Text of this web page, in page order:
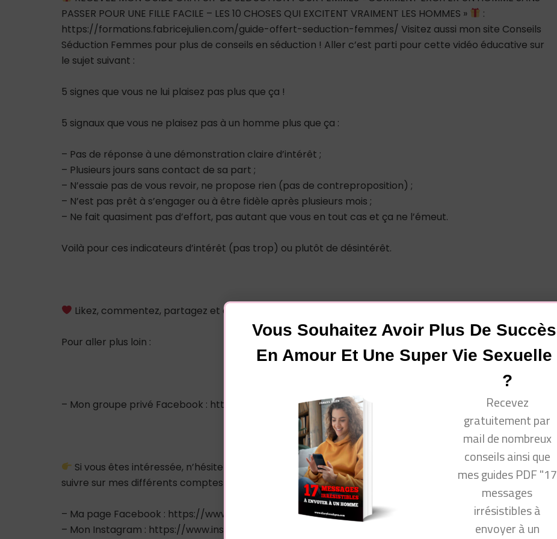
PASSER POUR UNE FILLE FACILE – LES 10 CHOSES QUI EXCITENT VRAIMENT LES HOMMES »
:
https://formations.fabricejulien.com/guide-offert-seduction-femmes/ Visitez aussi mon site Conseils
Séduction Femmes pour plus de conseils en séduction ! Aller c’est parti pour cette vidéo éducative sur
le sujet suivant :
5 signes que vous ne lui plaisez pas plus que ça !
5 signaux que vous ne plaisez pas à un homme plus que ça :
– Pas de réponse à une démonstration claire d’intérêt ;
– Plusieurs jours sans contact de sa part ;
– N’essaie pas de vous revoir, ne propose rien (pas de contreproposition) ;
– N’est pas prêt à s’engager ou à être fidèle après plusieurs mois ;
– Ne fait quasiment pas d’effort, pas autant que vous en tout cas et ça ne l’émeut.
Voilà pour ces indicateurs d’intérêt (pas trop) ou plutôt de désintérêt.
Likez, commentez, partagez et abonnez-vous !
Pour aller plus loin :
– Mon groupe privé Facebook : https://www.facebook.com/groups/communautecyprine/
Si vous êtes intéressée, n’hésitez pas à venir consulter mon site Conseils Séduction Femmes ou me
suivre sur mes différents comptes sociaux :
– Ma page Facebook : https://www.facebook.com/groups/conseilsseductionfemmes/
– Mon Instagram : https://www.instagram.com/produit_bio/
Vous Souhaitez Avoir Plus De Succès
En Amour Et Une Super Vie Sexuelle
?
Recevez
gratuitement par
mail de nombreux
conseils ainsi que
mes guides PDF "17
messages
irrésistibles à
envoyer à un